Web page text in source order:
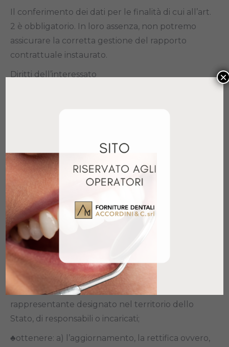
Il conferimento dei dati per le finalità di cui all’art.
2 è obbligatorio. In loro assenza, non potremo
assicurare la corretta gestione del rapporto
contrattuale instaurato.
Diritti dell’interessato
dati personali che Vi riguardano;
♣ottenere l’indicazione: a) dell’origine dei dati
personali; b) delle finalità e modalità del
trattamento; c) della logica applicata in caso di
trattamento effettuato con l’ausilio di strumenti
elettronici; d) degli estremi identificativi del
titolare, dei responsabili e del rappresentante
designato ai sensi dell’art. 3, comma 1, GDPR; e)
dei soggetti o delle categorie di soggetti ai quali i
dati personali possono essere comunicati o che
possono venirne a conoscenza in qualità di
rappresentante designato nel territorio dello
Stato, di responsabili o incaricati;
♣ottenere: a) l’aggiornamento, la rettifica ovvero,
×